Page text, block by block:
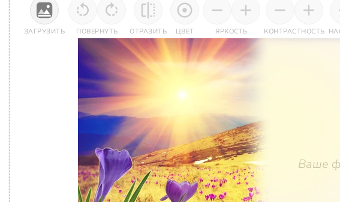
ЗАГРУЗИТЬ ПОВЕРНУТЬ ОТРАЗИТЬ ЦВЕТ ЯРКОСТЬ КОНТРАСТНОСТЬ
Ваше